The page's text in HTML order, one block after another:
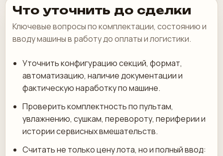
Что уточнить до сделки
Ключевые вопросы по комплектации, состоянию и
вводу машины в работу до оплаты и логистики.
Уточнить конфигурацию секций, формат,
автоматизацию, наличие документации и
фактическую наработку по машине.
Проверить комплектность по пультам,
увлажнению, сушкам, перевороту, периферии и
истории сервисных вмешательств.
Считать не только цену лота, но и полный ввод: